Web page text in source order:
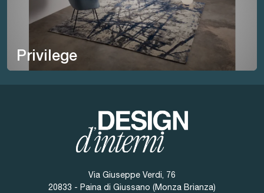
Privilege
Via Giuseppe Verdi, 76
20833 - Paina di Giussano (Monza Brianza)